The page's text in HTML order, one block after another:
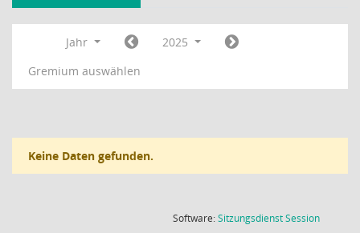
Jahr
2025
Gremium auswählen
Keine Daten gefunden.
Software:SitzungsdienstSession(Wird in